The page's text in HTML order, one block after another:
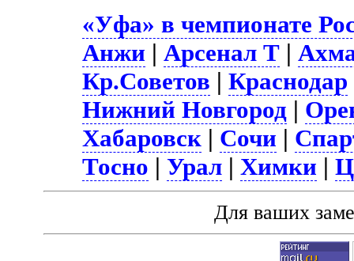
«Уфа» в чемпионате
Анжи |Арсенал Т |
Кр.Советов |Краснодар
Нижний Новгород |
Хабаровск | Сочи |
Тосно |Урал | Химки |
Для ваших